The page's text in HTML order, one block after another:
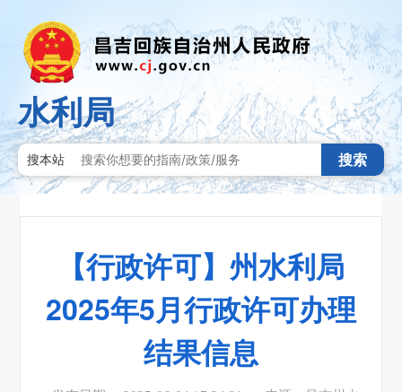
水利局
搜本站 搜索
【行政许可】州水利局
2025年5月行政许可办理
结果信息